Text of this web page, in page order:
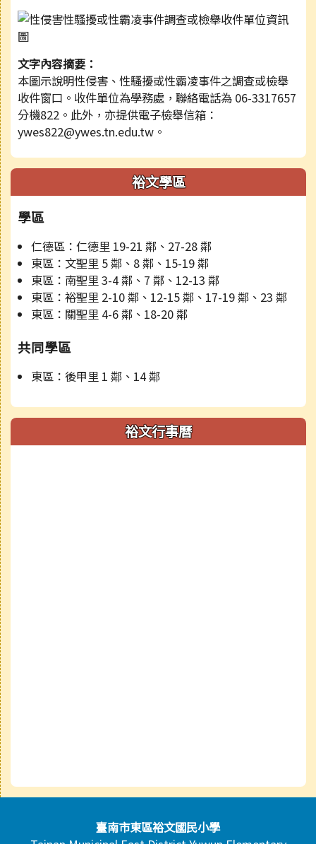
文字內容摘要：
本圖示說明性侵害、性騷擾或性霸凌事件之調查或檢舉
收件窗口。收件單位為學務處，聯絡電話為 06-3317657
分機822。此外，亦提供電子檢舉信箱：
ywes822@ywes.tn.edu.tw。
裕文學區
學區
仁德區：仁德里 19-21 鄰、27-28 鄰
東區：文聖里 5 鄰、8 鄰、15-19 鄰
東區：南聖里 3-4 鄰、7 鄰、12-13 鄰
東區：裕聖里 2-10 鄰、12-15 鄰、17-19 鄰、23 鄰
東區：關聖里 4-6 鄰、18-20 鄰
共同學區
東區：後甲里 1 鄰、14 鄰
裕文行事曆
頁尾區域內容臺南市東區裕文國民小學